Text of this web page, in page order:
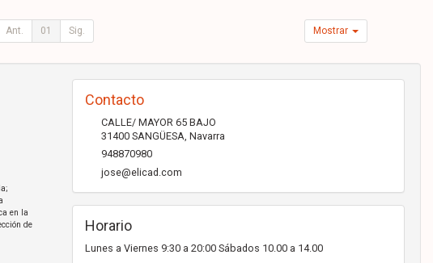
Ant. 01 Sig. Mostrar
en la
de
Contacto
CALLE/ MAYOR 65 BAJO
31400 SANGÜESA Navarra
948870980
jose@elicad.com
Horario
Lunes a Viernes 9:30 a 20:00 Sábados 10.00 a 14.00